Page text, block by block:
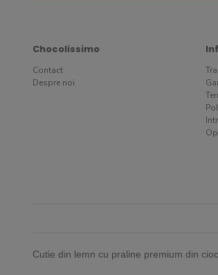
Chocolissimo
Contact
Despre noi
Cutie din lemn cu praline premium din